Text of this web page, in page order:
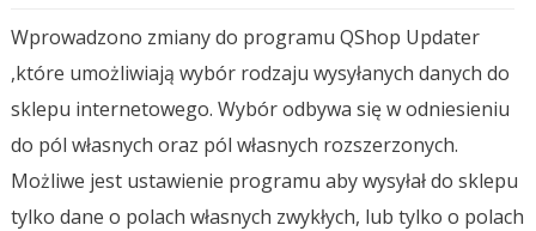
Wprowadzono zmiany do programu QShop Updater
,które umożliwiają wybór rodzaju wysyłanych danych do
sklepu internetowego. Wybór odbywa się w odniesieniu
do pól własnych oraz pól własnych rozszerzonych.
Możliwe jest ustawienie programu aby wysyłał do sklepu
tylko dane o polach własnych zwykłych, lub tylko o polach